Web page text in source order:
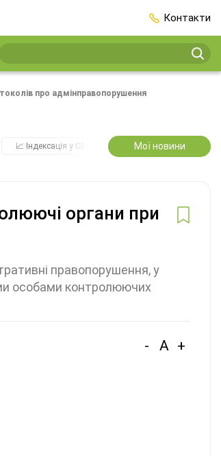
Контакти
про адмінправопорушення
📈 Індексація у СЕРПНІ 2️⃣0️⃣2️⃣7️⃣ Усі
Мої новини
органи при
правопорушення, у
особами контролюючих
- A +